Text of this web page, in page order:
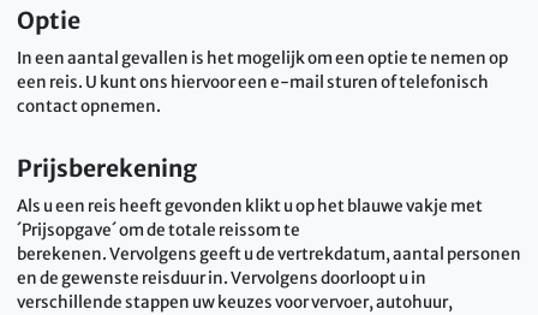
Optie
In een aantal gevallen is het mogelijk om een optie te nemen op
een reis. U kunt ons hiervoor een e-mail sturen of telefonisch
contact opnemen.
Prijsberekening
Als u een reis heeft gevonden klikt u op het blauwe vakje met
´Prijsopgave´ om de totale reissom te
berekenen. Vervolgens geeft u de vertrekdatum, aantal personen
en de gewenste reisduur in. Vervolgens doorloopt u in
verschillende stappen uw keuzes voor vervoer, autohuur,